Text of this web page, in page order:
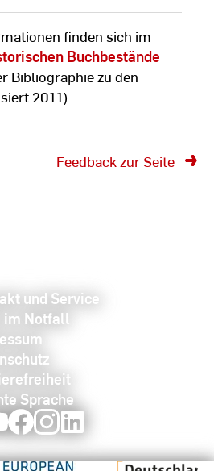
finden sich im
Buchbestände
Bibliographie zu den
2011).
Feedback zur Seite
und Service
im Notfall
Sprache
YoutubeFacebookInstagram